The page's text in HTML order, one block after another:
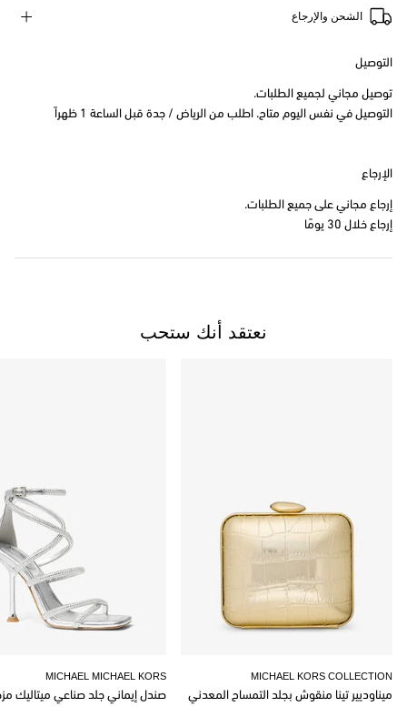
الشحن والإرجاع
التوصيل
توصيل مجاني لجميع الطلبات.
التوصيل في نفس اليوم متاح. اطلب من الرياض / جدة قبل الساعة 1 ظهراً
الإرجاع
إرجاع مجاني على جميع الطلبات.
إرجاع خلال 30 يومًا
نعتقد أنك ستحب
MICHAEL MICHAEL KORS
صندل إيماني جلد صناعي ميتاليك
MICHAEL KORS COLLECTION
ميناوديير تينا منقوش بجلد التمساح المعدني